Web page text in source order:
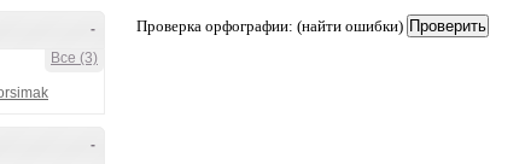
-
Все (3)
-
Проверка орфографии: (найти ошибки)